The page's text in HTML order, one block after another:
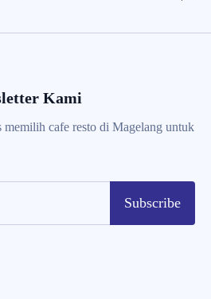
Kami
memilih cafe resto di Magelang untuk
Subscribe